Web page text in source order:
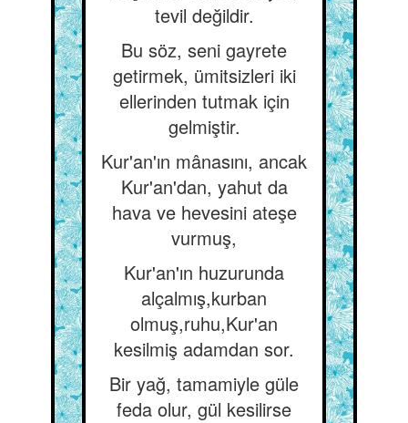
tevil değildir.
Bu söz, seni gayrete
getirmek, ümitsizleri iki
ellerinden tutmak için
gelmiştir.
Kur'an'ın mânasını, ancak
Kur'an'dan, yahut da
hava ve hevesini ateşe
vurmuş,
Kur'an'ın huzurunda
alçalmış,kurban
olmuş,ruhu,Kur'an
kesilmiş adamdan sor.
Bir yağ, tamamiyle güle
feda olur, gül kesilirse